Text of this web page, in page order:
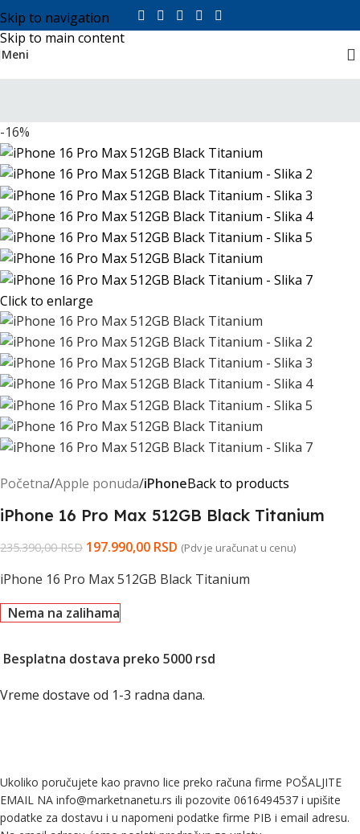
Skip to navigation
Skip to main content
Meni
-16%
Click to enlarge
Početna Apple ponuda iPhoneBack to products
iPhone 16 Pro Max 512GB Black Titanium
235.390,00RSD 197.990,00 RSD (Pdv je uračunat u cenu)
iPhone 16 Pro Max 512GB Black Titanium
Nema na zalihama
Besplatna dostava preko 5000 rsd
Vreme dostave od 1-3 radna dana.
Ukoliko poručujete kao pravno lice preko računa firme POŠALJITE
EMAIL NA info@marketnanetu.rs ili pozovite 0616494537 i upišite
podatke za dostavu i u napomeni podatke firme PIB i email adresu.